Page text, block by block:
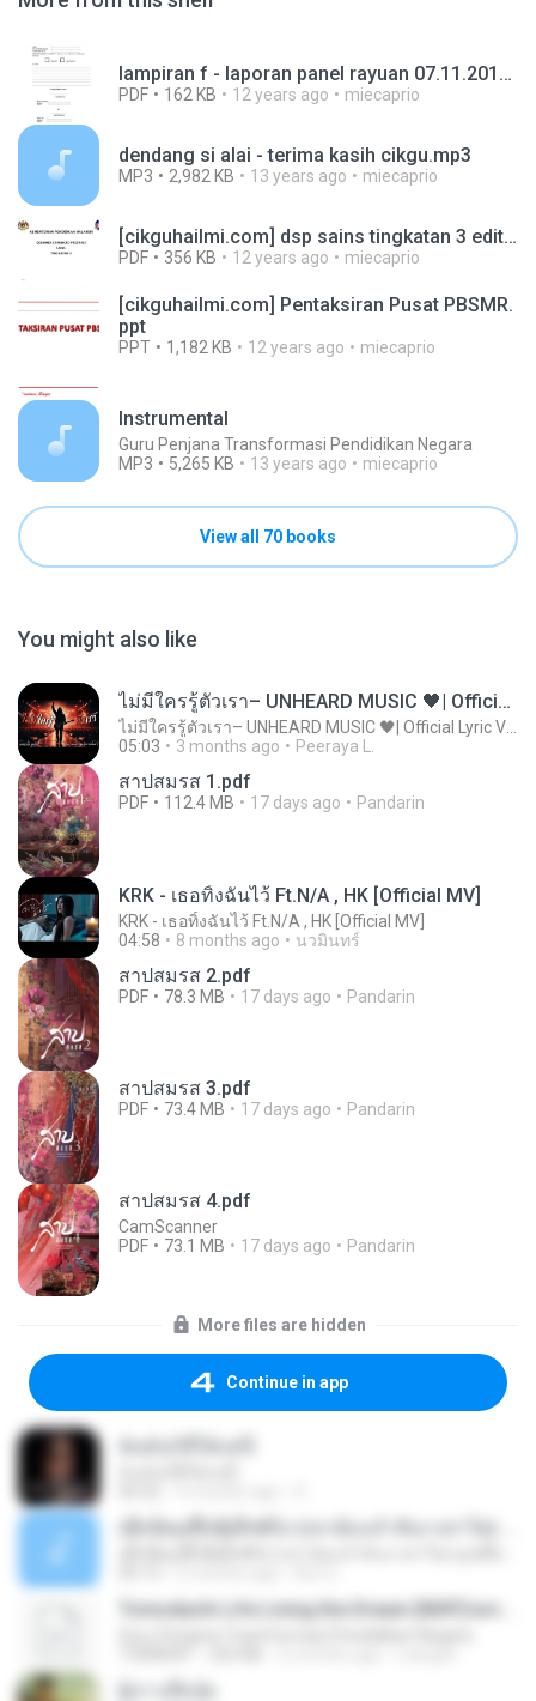
lampiran f - laporan panel rayuan 07.11.2012 v2.pdf
PDF 162 KB 12 years ago miecaprio
dendang si alai - terima kasih cikgu.mp3
MP3 2,982 KB 13 years ago miecaprio
[cikguhailmi.com] dsp sains tingkatan 3 edited 1julai 2013.pdf
PDF 356 KB 12 years ago miecaprio
[cikguhailmi.com] Pentaksiran Pusat PBSMR.
ppt
PPT 1,182 KB 12 years ago miecaprio
Instrumental
Guru Penjana Transformasi Pendidikan Negara
MP3
5,265 KB 13 years ago miecaprio
View all 70 books
You might also like
ไม่มีใครรู้ตัวเรา– UNHEARD MUSIC 🖤| Official Lyric Video | เพลงสู้ชีวิต
05:03
3 months ago Peeraya L.
สาปสมรส 1.pdf
PDF 112.4 MB 17 days ago Pandarin
KRK - เธอทิ้งฉันไว้ Ft.N/A , HK [Official MV]
KRK - เธอทิ้งฉันไว้ Ft.N/A , HK [Official MV]
04:58
8 months ago นวมินทร์
สาปสมรส 2.pdf
PDF 78.3 MB 17 days ago Pandarin
สาปสมรส 3.pdf
PDF 73.4 MB 17 days ago Pandarin
สาปสมรส 4.pdf
CamScanner
PDF
73.1 MB 17 days ago Pandarin
More files are hidden
Continue in app